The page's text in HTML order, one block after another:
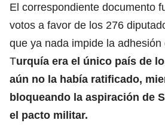
El correspondiente documento
votos a favor de los 276
que ya nada impide la
Turquía era el único país de
aún no la había ratificado,
bloqueando la aspiración de
el pacto militar.